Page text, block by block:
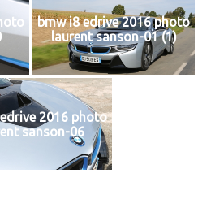
bmw i8 edrive 2016 photo
laurent sanson-01 (1)
2016 photo
sanson-06